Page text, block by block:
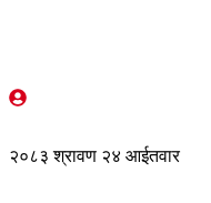
२०८३ श्रावण २४ आईतवार